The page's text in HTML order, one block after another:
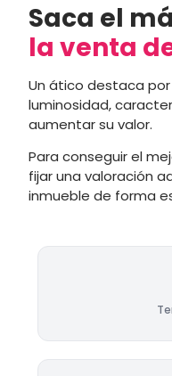
Saca el
la venta
Un ático destaca por
luminosidad,
aumentar su valor.
Para conseguir el
fijar una valoración
inmueble de forma